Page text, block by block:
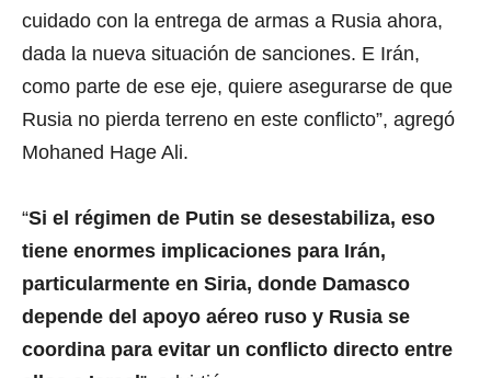
cuidado con la entrega de armas a Rusia ahora,
dada la nueva situación de sanciones. E Irán,
como parte de ese eje, quiere asegurarse de que
Rusia no pierda terreno en este conflicto”, agregó
Mohaned Hage Ali.
“Si el régimen de Putin se desestabiliza, eso
tiene enormes implicaciones para Irán,
particularmente en Siria, donde Damasco
depende del apoyo aéreo ruso y Rusia se
coordina para evitar un conflicto directo entre